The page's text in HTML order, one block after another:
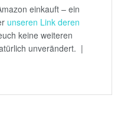
einkauft – ein
unseren Link deren
keine weiteren
unverändert. |